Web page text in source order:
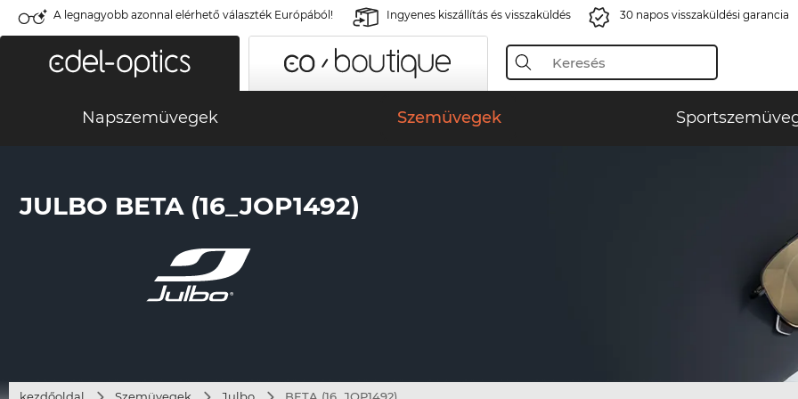
A legnagyobb azonnal elérhető választék Európából! Ingyenes kiszállítás és visszaküldés 30 napos visszaküldési garancia
Napszemüvegek Szemüvegek
JULBO BETA (16_JOP1492)